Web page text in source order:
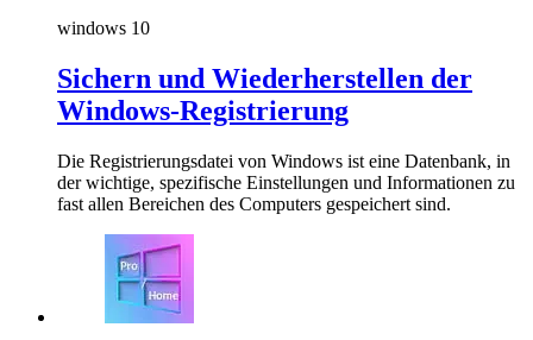
windows 10
Sichern und Wiederherstellen der
Windows-Registrierung
Die Registrierungsdatei von Windows ist eine Datenbank, in
der wichtige, spezifische Einstellungen und Informationen zu
fast allen Bereichen des Computers gespeichert sind.